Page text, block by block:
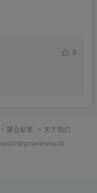
0
聚合标签 关于我们
xp007@gmanshequ.cc